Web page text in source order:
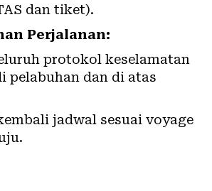
dan tiket).
Perjalanan:
protokol keselamatan
pelabuhan dan di atas
jadwal sesuai voyage